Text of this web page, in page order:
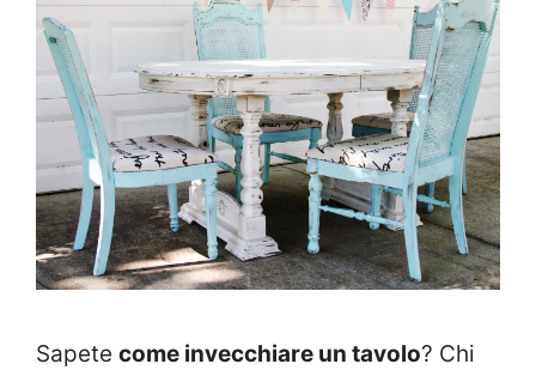
Sapete come invecchiare un tavolo? Chi